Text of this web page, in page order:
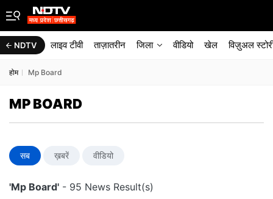
NDTV लाइव टीवी ताज़ातरीन जिला वीडियो खेल विज़ुअल
होम Mp Board
MP BOARD
सब ख़बरें वीडियो
'Mp Board' - 95 News Result(s)